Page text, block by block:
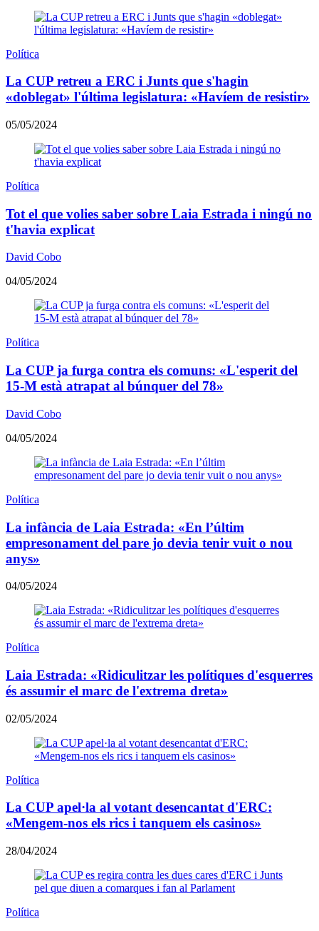
Política
La CUP retreu a ERC i Junts que s'hagin
«doblegat» l'última legislatura: «Havíem de resistir»
05/05/2024
Política
Tot el que volies saber sobre Laia Estrada i ningú no
t'havia explicat
David Cobo
04/05/2024
Política
La CUP ja furga contra els comuns: «L'esperit del
15-M està atrapat al búnquer del 78»
David Cobo
04/05/2024
Política
La infància de Laia Estrada: «En l’últim
empresonament del pare jo devia tenir vuit o nou
anys»
04/05/2024
Política
Laia Estrada: «Ridiculitzar les polítiques d'esquerres
és assumir el marc de l'extrema dreta»
02/05/2024
Política
La CUP apel·la al votant desencantat d'ERC:
«Mengem-nos els rics i tanquem els casinos»
28/04/2024
Política